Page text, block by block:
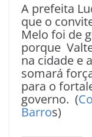
A prefeita
que o
Melo foi de
porque
na cidade e
somará
para o
governo. (
Barros)